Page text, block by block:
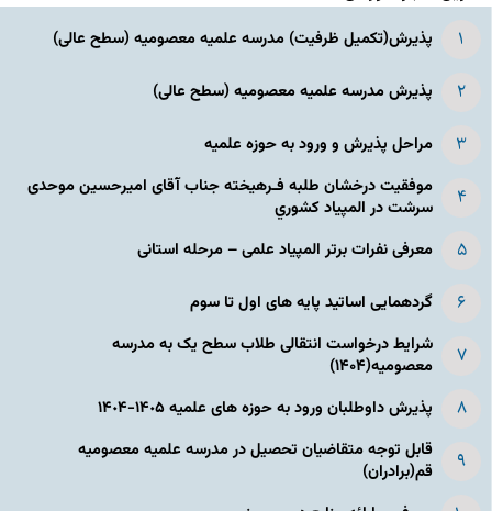
پذیرش(تکمیل ظرفیت) مدرسه علمیه معصومیه‌ (سطح عالی)
پذیرش مدرسه علمیه معصومیه‌ (سطح عالی)
مراحل پذیرش و ورود به حوزه علمیه
موفقیت درخشان طلبه فـرهیخته جناب آقای امیرحسین موحدی
سرشت در المپياد كشوري
معرفی نفرات برتر المپیاد علمی – مرحله استانی
گردهمایی اساتید پایه های اول تا سوم
شرایط درخواست انتقالی طلاب سطح یک به مدرسه
معصومیه(۱۴۰۴)
پذیرش داوطلبان ورود به حوزه های علمیه ١۴٠۵-١۴٠۴
قابل توجه متقاضیان تحصیل در مدرسه علمیه معصومیه
قم(برادران)